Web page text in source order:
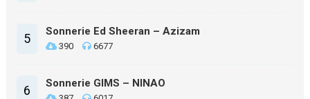
5 Sonnerie Ed Sheeran – Azizam
390 6677
6 Sonnerie GIMS – NINAO